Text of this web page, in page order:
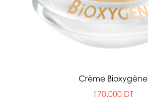
Crème Bioxygène
170.000 DT